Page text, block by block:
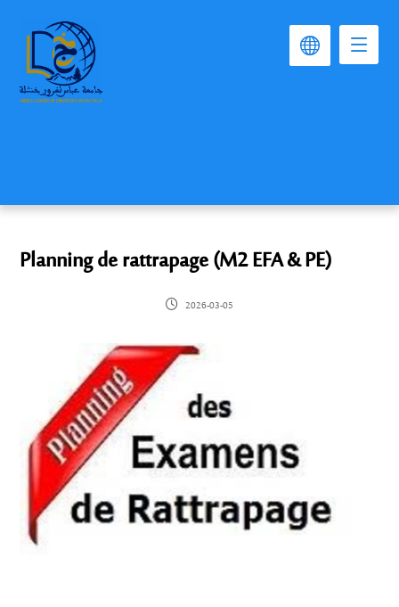
Planning de rattrapage (M2 EFA & PE)
2026-03-05